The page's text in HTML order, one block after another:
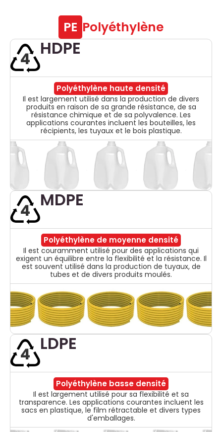
PE Polyéthylène
4 HDPE
Polyéthylène haute densité
Il est largement utilisé dans la production de divers
produits en raison de sa grande résistance, de sa
résistance chimique et de sa polyvalence. Les
applications courantes incluent les bouteilles, les
récipients, les tuyaux et le bois plastique.
4 MDPE
Polyéthylène de moyenne densité
Il est couramment utilisé pour des applications qui
exigent un équilibre entre la flexibilité et la résistance. Il
est souvent utilisé dans la production de tuyaux, de
tubes et de divers produits moulés.
4 LDPE
Polyéthylène basse densité
Il est largement utilisé pour sa flexibilité et sa
transparence. Les applications courantes incluent les
sacs en plastique, le film rétractable et divers types
d'emballages.